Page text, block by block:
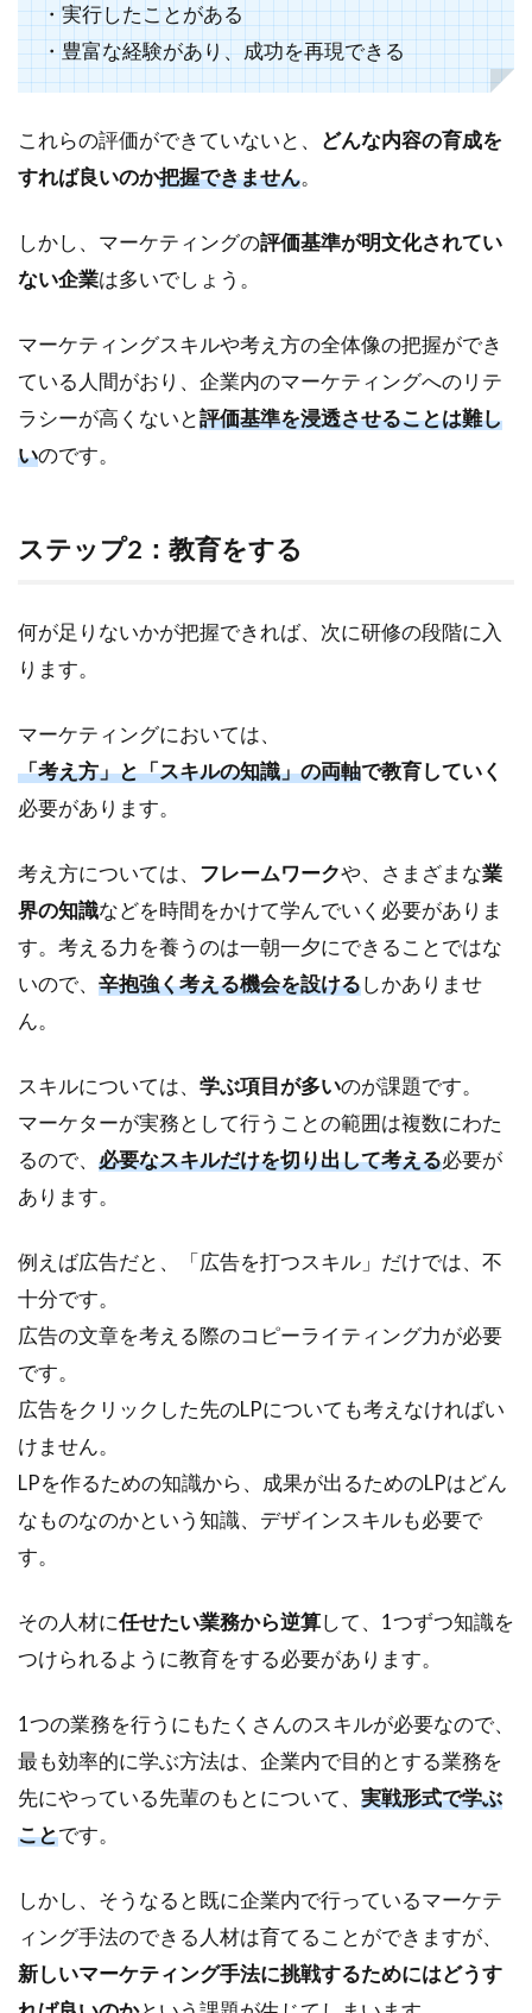
・実行したことがある
・豊富な経験があり、成功を再現できる
これらの評価ができていないと、 どんな内容の育成を
すれば良いのか把握できません。
しかし、マーケティングの評価基準が明文化されてい
ない企業は多いでしょう。
マーケティングスキルや考え方の全体像の把握ができ
ている人間がおり、企業内のマーケティングへのリテ
ラシーが高くないと評価基準を浸透させることは難し
いのです。
ステップ2：教育をする
何が足りないかが把握できれば、次に研修の段階に入
ります。
マーケティングにおいては、
「考え方」と「スキルの知識」の両軸で教育していく
必要があります。
考え方については、 フレームワークや、さまざまな業
界の知識などを時間をかけて学んでいく必要がありま
す。考える力を養うのは一朝一夕にできることではな
いので、 辛抱強く考える機会を設けるしかありませ
ん。
スキルについては、 学ぶ項目が多いのが課題です。
マーケターが実務として行うことの範囲は複数にわた
るので、 必要なスキルだけを切り出して考える必要が
あります。
例えば広告だと、「広告を打つスキル」だけでは、不
十分です。
広告の文章を考える際のコピーライティング力が必要
です。
広告をクリックした先のLPについても考えなければい
けません。
LPを作るための知識から、成果が出るためのLPはどん
なものなのかという知識、デザインスキルも必要で
す。
その人材に任せたい業務から逆算して、1つずつ知識を
つけられるように教育をする必要があります。
1つの業務を行うにもたくさんのスキルが必要なので、
最も効率的に学ぶ方法は、企業内で目的とする業務を
先にやっている先輩のもとについて、 実戦形式で学ぶ
ことです。
しかし、そうなると既に企業内で行っているマーケテ
ィング手法のできる人材は育てることができますが、
新しいマーケティング手法に挑戦するためにはどうす